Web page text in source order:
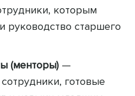
которым
руководство старшего
(менторы) —
готовые